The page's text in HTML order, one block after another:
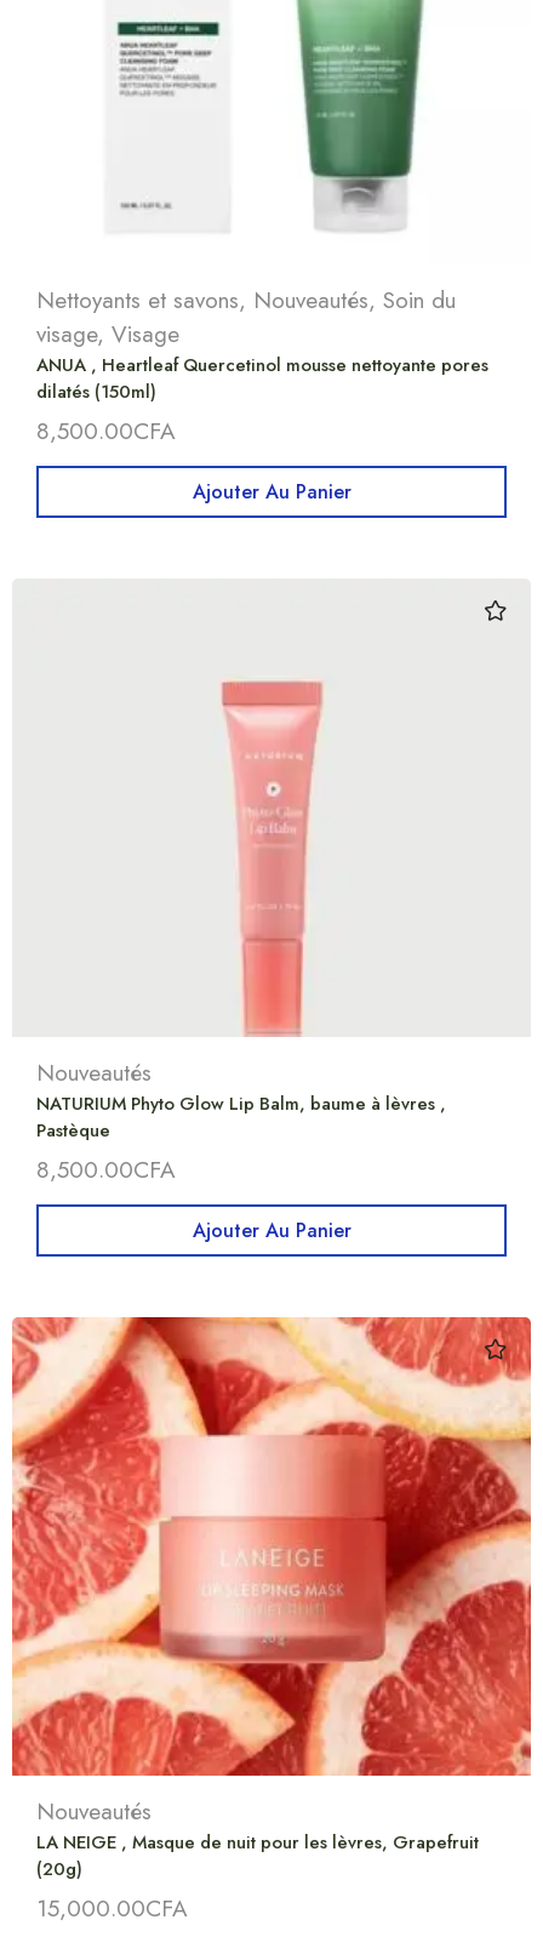
Nettoyants et savons, Nouveautés, Soin du
visage, Visage
ANUA , Heartleaf Quercetinol mousse nettoyante pores
dilatés (150ml)
8,500.00CFA
Ajouter Au Panier
Nouveautés
NATURIUM Phyto Glow Lip Balm, baume à lèvres ,
Pastèque
8,500.00CFA
Ajouter Au Panier
Nouveautés
LA NEIGE , Masque de nuit pour les lèvres, Grapefruit
(20g)
15,000.00CFA